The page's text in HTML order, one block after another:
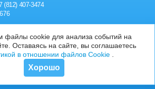
(812) 407-3474
файлы cookie для анализа событий на
Оставаясь на сайте, вы соглашаетесь
в отношении файлов Cookie.
Хорошо